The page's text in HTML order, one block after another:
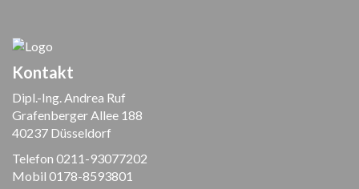
Kontakt
Dipl.-Ing. Andrea Ruf
Grafenberger Allee 188
40237 Düsseldorf
Telefon 0211-93077202
Mobil 0178-8593801